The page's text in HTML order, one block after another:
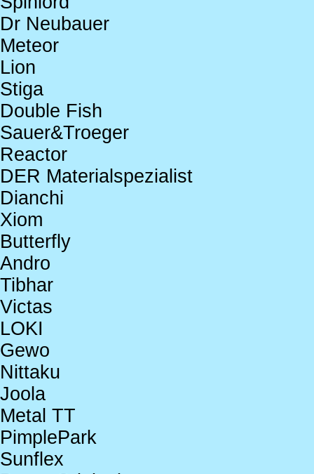
Dr Neubauer
Meteor
Lion
Stiga
Double Fish
Sauer&Troeger
Reactor
DER Materialspezialist
Dianchi
Xiom
Butterfly
Andro
Tibhar
Victas
LOKI
Gewo
Nittaku
Joola
Metal TT
PimplePark
Sunflex